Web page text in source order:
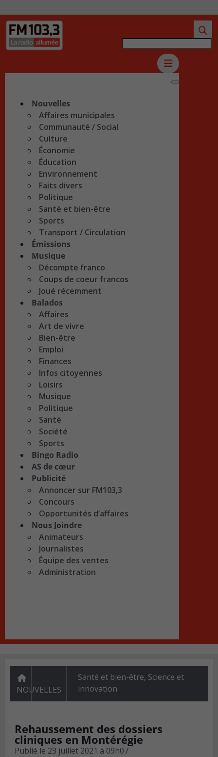
Nouvelles
Affaires municipales
Communauté / Social
Culture
Économie
Éducation
Environnement
Faits divers
Politique
Santé et bien-être
Sports
Transport / Circulation
Émissions
Musique
Décompte franco
Coups de coeur francos
Joué récemment
Balados
Affaires
Art de vivre
Bien-être
Emploi
Finances
Infos citoyennes
Loisirs
Musique
Politique
Santé
Société
Sports
Bingo Radio
AS de cœur
Publicité
Annoncer sur FM103,3
Concours
Opportunités d’affaires
Nous Joindre
Animateurs
Journalistes
Équipe des ventes
Administration
NOUVELLES
Santé et bien-être, Science et
innovation
Rehaussement des dossiers
cliniques en Montérégie
Publié le 23 juillet 2021 à 09h07